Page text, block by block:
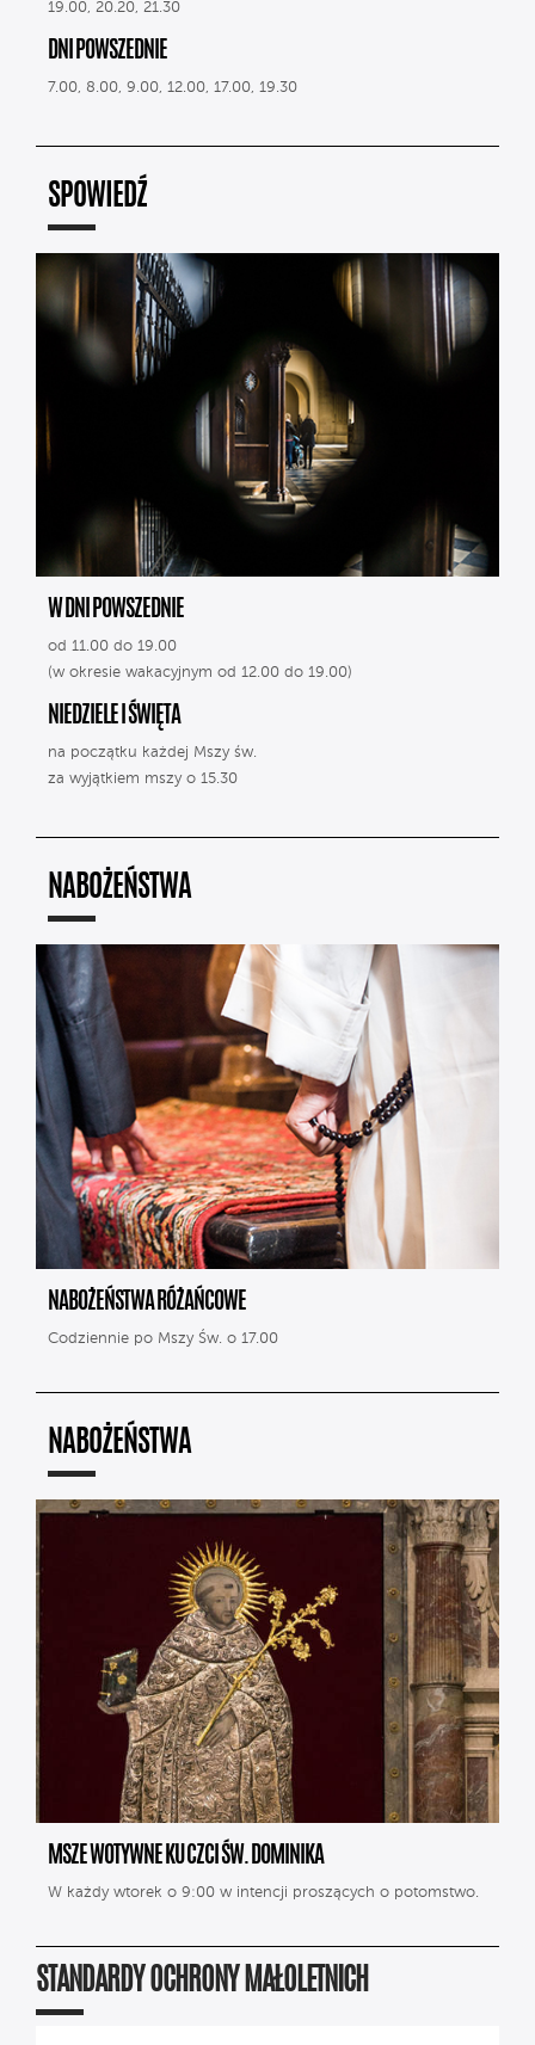
19.00, 20.20, 21.30
DNI POWSZEDNIE
7.00, 8.00, 9.00, 12.00, 17.00, 19.30
SPOWIEDŹ
W DNI POWSZEDNIE
od 11.00 do 19.00
(w okresie wakacyjnym od 12.00 do 19.00)
NIEDZIELE I ŚWIĘTA
na początku każdej Mszy św.
za wyjątkiem mszy o 15.30
NABOŻEŃSTWA
NABOŻEŃSTWA RÓŻAŃCOWE
Codziennie po Mszy Św. o 17.00
NABOŻEŃSTWA
MSZE WOTYWNE KU CZCI ŚW. DOMINIKA
W każdy wtorek o 9:00 w intencji proszących o potomstwo.
STANDARDY OCHRONY MAŁOLETNICH